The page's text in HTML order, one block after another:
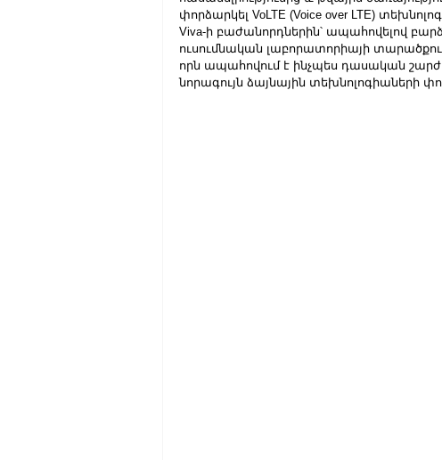
փորձարկել VoLTE (Voice over LTE)
Viva-ի բաժանորդներին՝ ապահովելով
ուսումնական լաբորատորիայի
որն ապահովում է ինչպես դասական
նորագույն ձայնային տեխնոլոգիաների